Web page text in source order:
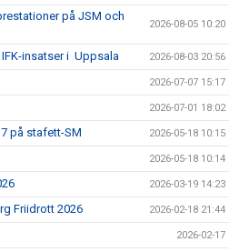
på JSM och
2026-08-05 10:20
insatser i Uppsala 2026-08-03 20:56
2026-07-07 15:17
2026-07-01 18:02
på stafett-SM 2026-05-18 10:15
2026-05-18 10:14
2026-03-19 14:23
Friidrott 2026 2026-02-18 21:44
2026-02-17